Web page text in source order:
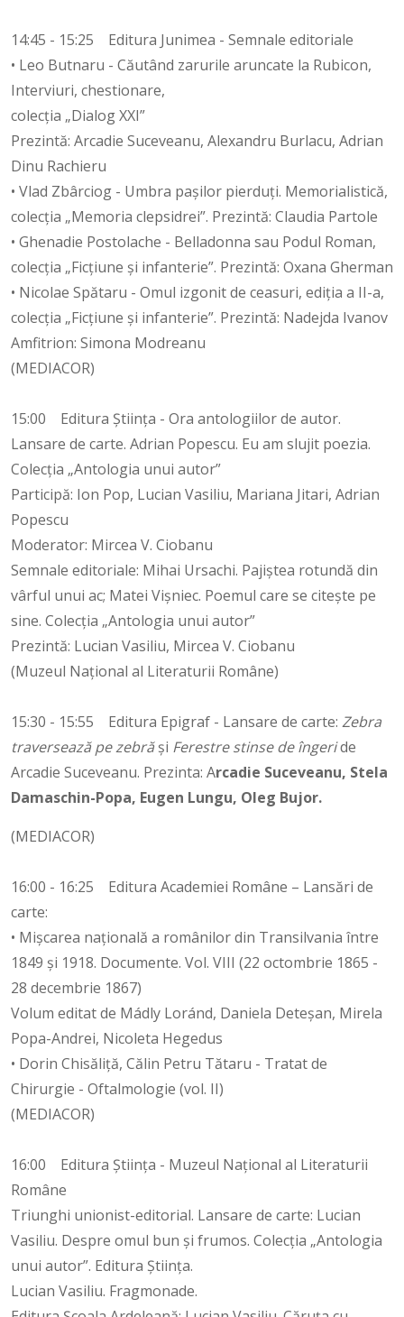
14:45 - 15:25 Editura Junimea - Semnale editoriale
• Leo Butnaru - Căutând zarurile aruncate la Rubicon,
Interviuri, chestionare,
colecția „Dialog XXI”
Prezintă: Arcadie Suceveanu, Alexandru Burlacu, Adrian
Dinu Rachieru
• Vlad Zbârciog - Umbra pașilor pierduți. Memorialistică,
colecția „Memoria clepsidrei”. Prezintă: Claudia Partole
• Ghenadie Postolache - Belladonna sau Podul Roman,
colecția „Ficțiune și infanterie”. Prezintă: Oxana Gherman
• Nicolae Spătaru - Omul izgonit de ceasuri, ediția a II-a,
colecția „Ficțiune și infanterie”. Prezintă: Nadejda Ivanov
Amfitrion: Simona Modreanu
(MEDIACOR)
15:00 Editura Știința - Ora antologiilor de autor.
Lansare de carte. Adrian Popescu. Eu am slujit poezia.
Colecția „Antologia unui autor”
Participă: Ion Pop, Lucian Vasiliu, Mariana Jitari, Adrian
Popescu
Moderator: Mircea V. Ciobanu
Semnale editoriale: Mihai Ursachi. Pajiștea rotundă din
vârful unui ac; Matei Vișniec. Poemul care se citește pe
sine. Colecția „Antologia unui autor”
Prezintă: Lucian Vasiliu, Mircea V. Ciobanu
(Muzeul Național al Literaturii Române)
15:30 - 15:55 Editura Epigraf - Lansare de carte: Zebra
traversează pe zebrăşi Ferestre stinse de îngeride
Arcadie Suceveanu. Prezinta: Arcadie Suceveanu, Stela
Damaschin-Popa, Eugen Lungu, Oleg Bujor.
(MEDIACOR)
16:00 - 16:25 Editura Academiei Române – Lansări de
carte:
• Mișcarea națională a românilor din Transilvania între
1849 și 1918. Documente. Vol. VIII (22 octombrie 1865 -
28 decembrie 1867)
Volum editat de Mádly Loránd, Daniela Deteșan, Mirela
Popa-Andrei, Nicoleta Hegedus
• Dorin Chisăliță, Călin Petru Tătaru - Tratat de
Chirurgie - Oftalmologie (vol. II)
(MEDIACOR)
16:00 Editura Știința - Muzeul Național al Literaturii
Române
Triunghi unionist-editorial. Lansare de carte: Lucian
Vasiliu. Despre omul bun și frumos. Colecția „Antologia
unui autor”. Editura Știința.
Lucian Vasiliu. Fragmonade.